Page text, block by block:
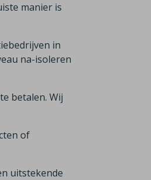
manier is
in
na-isoleren
betalen. Wij
of
uitstekende